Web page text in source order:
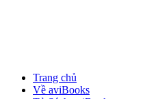
Trang chủ
Về aviBooks